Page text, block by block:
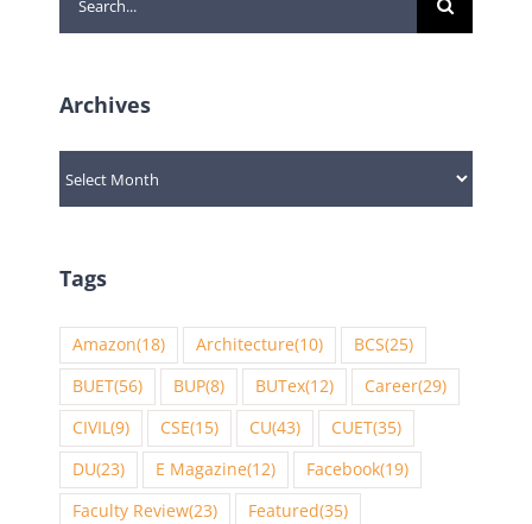
for:
Archives
Archives
Tags
Amazon(18) Architecture(10) BCS(25)
BUET(56) BUP(8) BUTex(12) Career(29)
CIVIL(9) CSE(15) CU(43) CUET(35)
DU(23) E Magazine(12) Facebook(19)
Faculty Review(23) Featured(35)